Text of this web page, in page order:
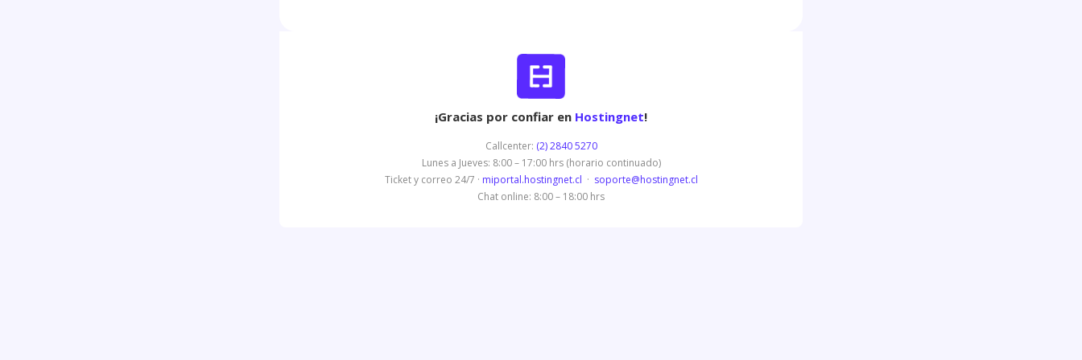
¡Gracias por confiar en Hostingnet!
Callcenter: (2) 2840 5270
Lunes a Jueves: 8:00 – 17:00 hrs (horario continuado)
Ticket y correo 24/7 · miportal.hostingnet.cl · soporte@hostingnet.cl
Chat online: 8:00 – 18:00 hrs